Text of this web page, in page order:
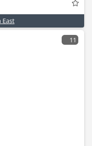
East
11